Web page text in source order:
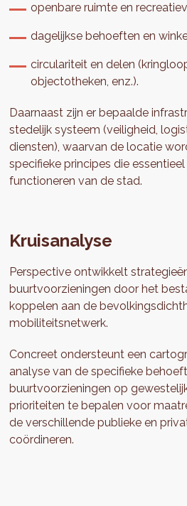
openbare ruimte en
dagelijkse behoeften en
circulariteit en delen
objectotheken, enz.).
Daarnaast zijn er bepaalde
stedelijk systeem (veiligheid,
diensten), waarvan de locatie
specifieke principes die
functioneren van de stad.
Kruisanalyse
Perspective ontwikkelt
buurtvoorzieningen door het
koppelen aan de
mobiliteitsnetwerk.
Concreet ondersteunt een
analyse van de specifieke
buurtvoorzieningen op
prioriteiten te bepalen voor
de verschillende publieke en
coördineren.